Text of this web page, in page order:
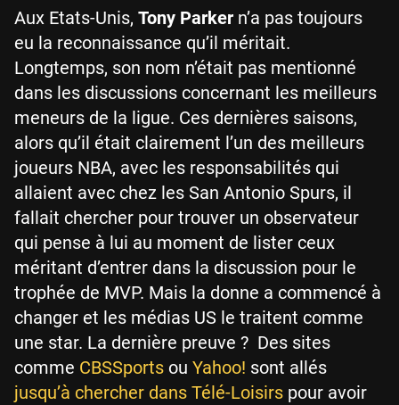
Aux Etats-Unis, Tony Parker n’a pas toujours
eu la reconnaissance qu’il méritait.
Longtemps, son nom n’était pas mentionné
dans les discussions concernant les meilleurs
meneurs de la ligue. Ces dernières saisons,
alors qu’il était clairement l’un des meilleurs
joueurs NBA, avec les responsabilités qui
allaient avec chez les San Antonio Spurs, il
fallait chercher pour trouver un observateur
qui pense à lui au moment de lister ceux
méritant d’entrer dans la discussion pour le
trophée de MVP. Mais la donne a commencé à
changer et les médias US le traitent comme
une star. La dernière preuve ? Des sites
comme CBSSports ou Yahoo! sont allés
jusqu’à chercher dans Télé-Loisirs pour avoir